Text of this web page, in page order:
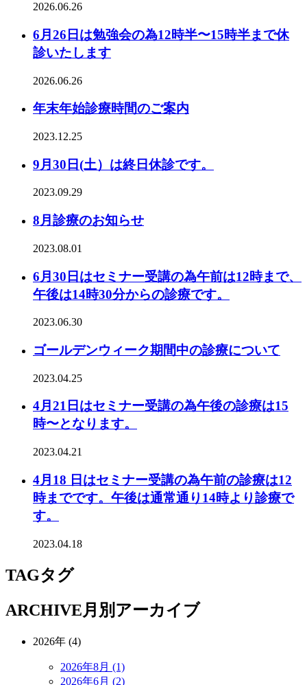
2026.06.26
6月26日は勉強会の為12時半〜15時半まで休
診いたします
2026.06.26
年末年始診療時間のご案内
2023.12.25
9月30日(土）は終日休診です。
2023.09.29
8月診療のお知らせ
2023.08.01
6月30日はセミナー受講の為午前は12時まで、
午後は14時30分からの診療です。
2023.06.30
ゴールデンウィーク期間中の診療について
2023.04.25
4月21日はセミナー受講の為午後の診療は15
時〜となります。
2023.04.21
4月18 日はセミナー受講の為午前の診療は12
時までです。午後は通常通り14時より診療で
す。
2023.04.18
TAGタグ
ARCHIVE月別アーカイブ
2026年 (4)
2026年8月 (1)
2026年6月 (2)